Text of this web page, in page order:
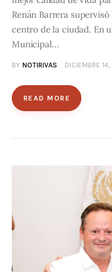
Renán Barrera
centro de la ciudad. En
Municipal…
BY NOTIRIVAS DICIEMBRE
READ MORE